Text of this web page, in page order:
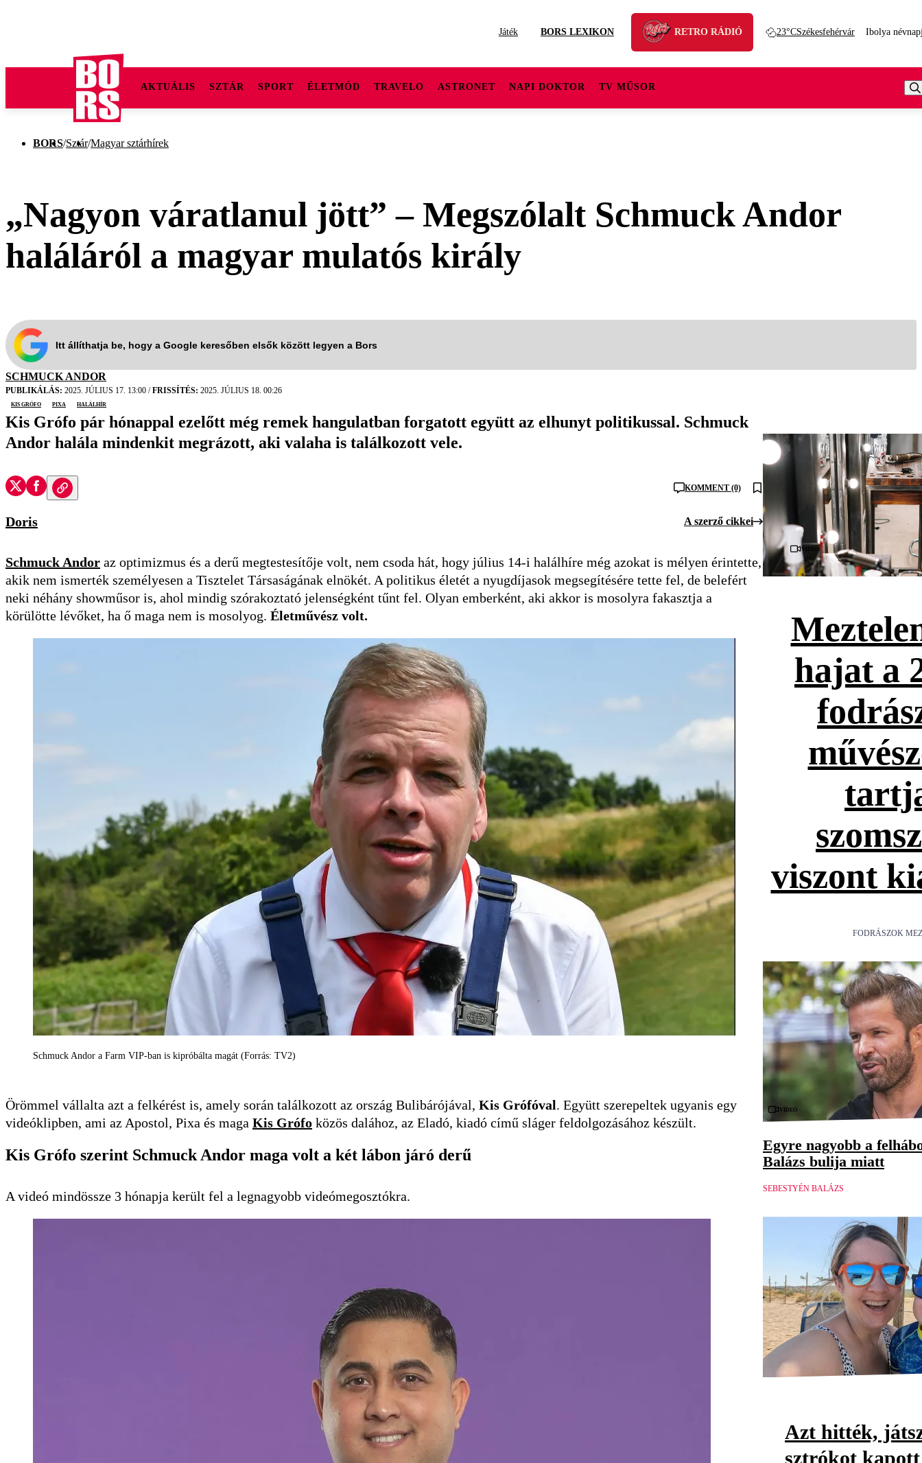
Játék BORS LEXIKON RETRO RÁDIÓ 23°CSzékesfehérvár Ibolya
AKTUÁLIS SZTÁR SPORT ÉLETMÓD TRAVELO ASTRONET NAPI DOKTOR TV MŰSOR
BORS/Sztár/Magyar sztárhírek
„Nagyon váratlanul jött” – Megszólalt Schmuck Andor
haláláról a magyar mulatós király
Itt állíthatja be, hogy a Google keresőben elsők között legyen a Bors
SCHMUCK ANDOR
PUBLIKÁLÁS: 2025. JÚLIUS 17. 13:00 /FRISSÍTÉS: 2025. JÚLIUS 18. 00:26
Kis Grófo
Pixa halálhír
Kis Grófo pár hónappal ezelőtt még remek hangulatban forgatott együtt az elhunyt politikussal. Schmuck
Andor halála mindenkit megrázott, aki valaha is találkozott vele.
KOMMENT (0)
Doris A szerző cikkei
Schmuck Andor az optimizmus és a derű megtestesítője volt, nem csoda hát, hogy július 14-i halálhíre még azokat is mélyen érintette,
akik nem ismerték személyesen a Tisztelet Társaságának elnökét. A politikus életét a nyugdíjasok megsegítésére tette fel, de belefért
neki néhány showműsor is, ahol mindig szórakoztató jelenségként tűnt fel. Olyan emberként, aki akkor is mosolyra fakasztja a
körülötte lévőket, ha ő maga nem is mosolyog. Életművész volt.
Schmuck Andor a Farm VIP-ban is kipróbálta magát (Forrás: TV2)
Örömmel vállalta azt a felkérést is, amely során találkozott az ország Bulibárójával, Kis Grófóval. Együtt szerepeltek ugyanis egy
videóklipben, ami az Apostol, Pixa és maga Kis Grófo közös dalához, az Eladó, kiadó című sláger feldolgozásához készült.
Kis Grófo szerint Schmuck Andor maga volt a két lábon járó derű
A videó mindössze 3 hónapja került fel a legnagyobb videómegosztókra.
Videó
hajat a
viszont
FODRÁSZOK
Videó
Egyre nagyobb a
Balázs bulija miatt
SEBESTYÉN BALÁZS
Azt hitték,
sztrókot